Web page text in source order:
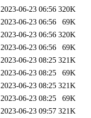
2023-06-23 06:56 320K
2023-06-23 06:56
69K
2023-06-23 06:56 320K
2023-06-23 06:56
69K
2023-06-23 08:25 321K
2023-06-23 08:25
69K
2023-06-23 08:25 321K
2023-06-23 08:25
69K
2023-06-23 09:57 321K